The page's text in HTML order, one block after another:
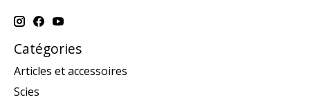
Catégories
Articles et accessoires
Scies